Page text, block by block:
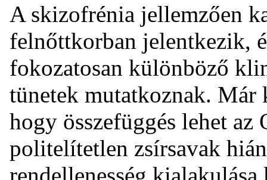
A skizofrénia jellemzően
felnőttkorban jelentkezik,
fokozatosan különböző
tünetek mutatkoznak.
hogy összefüggés lehet az
politelítetlen zsírsavak
rendellenesség